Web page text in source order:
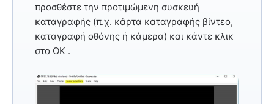
προσθέστε την προτιμώμενη συσκευή
καταγραφής (π.χ. κάρτα καταγραφής βίντεο,
καταγραφή οθόνης ή κάμερα) και κάντε κλικ
στο OK .